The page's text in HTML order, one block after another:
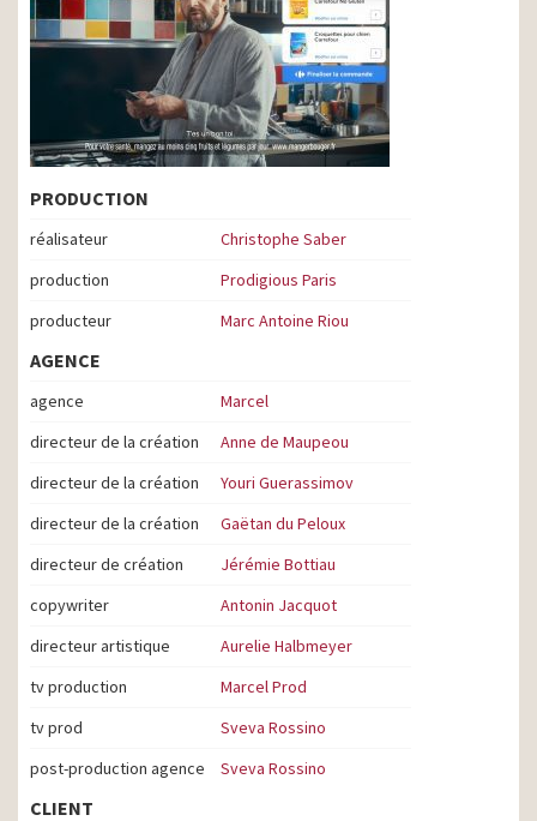
PRODUCTION
réalisateur
Christophe Saber
production
Prodigious Paris
producteur
Marc Antoine Riou
AGENCE
agence
Marcel
directeur de la création
Anne de Maupeou
directeur de la création
Youri Guerassimov
directeur de la création
Gaëtan du Peloux
directeur de création
Jérémie Bottiau
copywriter
Antonin Jacquot
directeur artistique
Aurelie Halbmeyer
tv production
Marcel Prod
tv prod
Sveva Rossino
post-production agence
Sveva Rossino
CLIENT